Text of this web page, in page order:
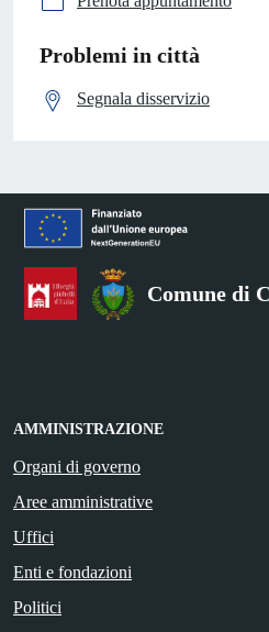
Problemi in città
Segnala disservizio
Comune di
AMMINISTRAZIONE
Organi di governo
Aree amministrative
Uffici
Enti e fondazioni
Politici